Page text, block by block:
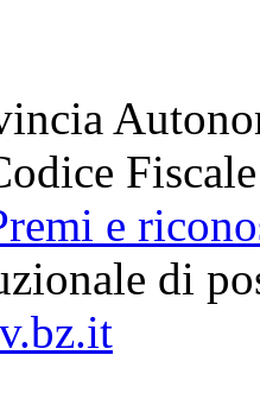
e
di